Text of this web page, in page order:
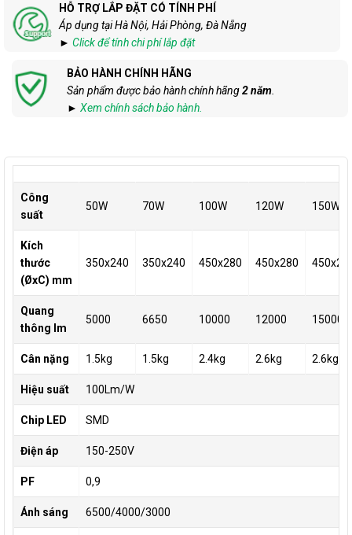
HỖ TRỢ LẮP ĐẶT CÓ TÍNH PHÍ
Áp dụng tại Hà Nội, Hải Phòng, Đà Nẵng
► Click để tính chi phí lắp đặt
BẢO HÀNH CHÍNH HÃNG
Sản phẩm được bảo hành chính hãng2 năm
► Xem chính sách bảo hành.
Công
suất
50W 70W 100W 120W 150W
Kích
thước
(ØxC) mm
350x240 350x240 450x280 450x280
Quang
thông lm
5000 6650 10000 12000 15000
Cân nặng 1.5kg 1.5kg 2.4kg 2.6kg 2.6kg
Hiệu suất 100Lm/W
Chip LED SMD
Điện áp 150-250V
PF 0,9
Ánh sáng 6500/4000/3000